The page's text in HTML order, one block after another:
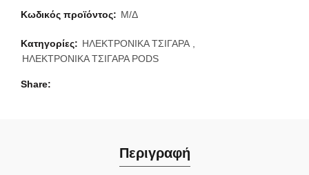
Κωδικός προϊόντος: Μ/Δ
Κατηγορίες: ΗΛΕΚΤΡΟΝΙΚΑ ΤΣΙΓΑΡΑ ,
ΗΛΕΚΤΡΟΝΙΚΑ ΤΣΙΓΑΡΑ PODS
Share
Περιγραφή